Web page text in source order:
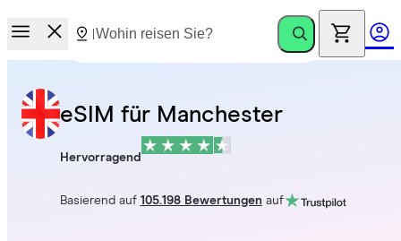
eSIM für Manchester
Hervorragend
Basierend auf 105.198 Bewertungen auf